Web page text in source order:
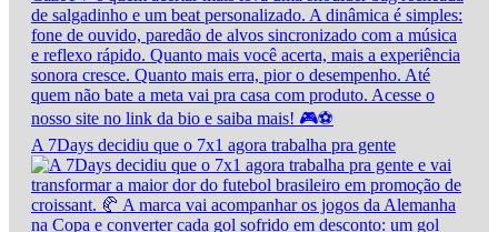
A 7Days decidiu que o 7x1 agora trabalha pra gente